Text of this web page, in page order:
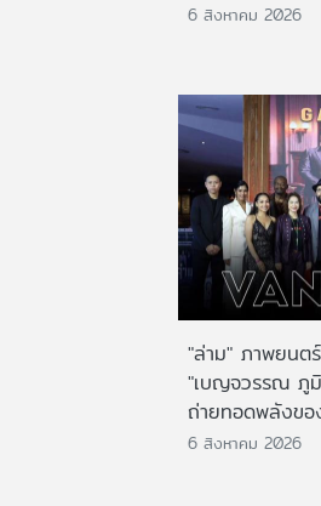
6 สิงหาคม 2026
"ล่าม" ภาพยนต
"เบญจวรรณ ภู
ถ่ายทอดพลังขอ
6 สิงหาคม 2026